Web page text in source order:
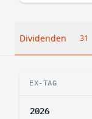
Dividenden 31
EX-TAG
2026